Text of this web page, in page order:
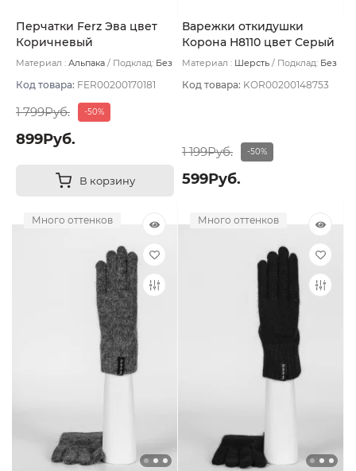
Перчатки Ferz Эва цвет
Коричневый
Материал : Альпака Подклад: Без
Код товара: FER00200170181
1 799Руб. -50%
899Руб.
В корзину
Варежки откидушки
Корона Н8110 цвет Серый
темный
Материал : Шерсть Подклад: Без
Код товара: KOR00200148753
1 199Руб. -50%
599Руб.
Много оттенков Много оттенков